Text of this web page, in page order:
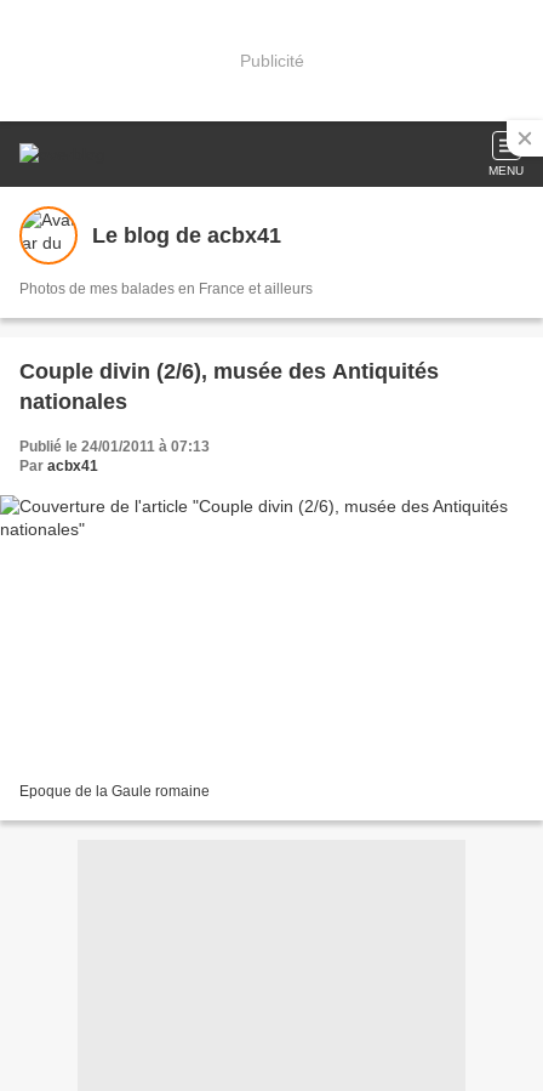
Publicité
MENU
Le blog de acbx41
Photos de mes balades en France et ailleurs
Couple divin (2/6), musée des Antiquités
nationales
Publié le 24/01/2011 à 07:13
Par acbx41
Epoque de la Gaule romaine